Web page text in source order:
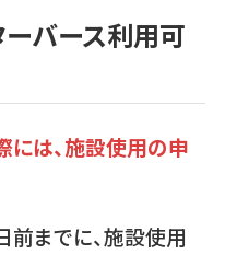
バース利用可
は、施設使用の申
までに、施設使用